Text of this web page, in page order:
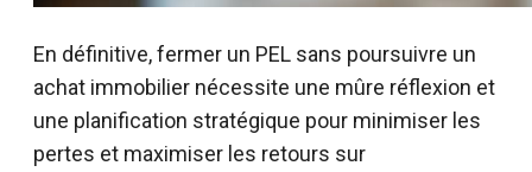
En définitive, fermer un PEL sans poursuivre un
achat immobilier nécessite une mûre réflexion et
une planification stratégique pour minimiser les
pertes et maximiser les retours sur